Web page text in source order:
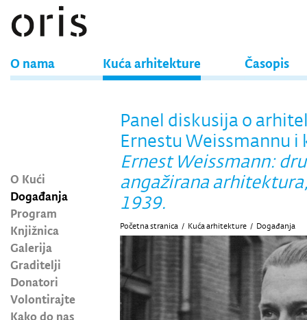
O nama Kuća arhitekture Časopis
O Kući
Događanja
Program
Knjižnica
Galerija
Graditelji
Donatori
Volontirajte
Kako do nas
Panel diskusija o
Ernestu Weissmannu i
Ernest Weissmann:
angažirana
1939.
Početna stranica / Kuća arhitekture / Događanja